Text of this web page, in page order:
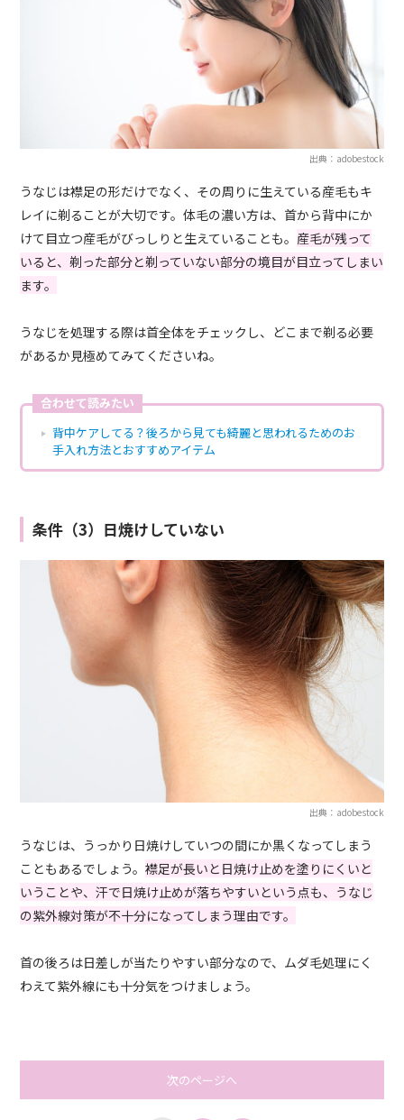
出典：adobestock
うなじは襟足の形だけでなく、その周りに生えている産毛もキ
レイに剃ることが大切です。体毛の濃い方は、首から背中にか
けて目立つ産毛がびっしりと生えていることも。 産毛が残って
いると、剃った部分と剃っていない部分の境目が目立ってしまい
ます。
うなじを処理する際は首全体をチェックし、どこまで剃る必要
があるか見極めてみてくださいね。
合わせて読みたい
背中ケアしてる？後ろから見ても綺麗と思われるためのお
手入れ方法とおすすめアイテム
条件（3）日焼けしていない
出典：adobestock
うなじは、うっかり日焼けしていつの間にか黒くなってしまう
こともあるでしょう。襟足が長いと日焼け止めを塗りにくいと
いうことや、汗で日焼け止めが落ちやすいという点も、うなじ
の紫外線対策が不十分になってしまう理由です。
首の後ろは日差しが当たりやすい部分なので、ムダ毛処理にく
わえて紫外線にも十分気をつけましょう。
次のページへ